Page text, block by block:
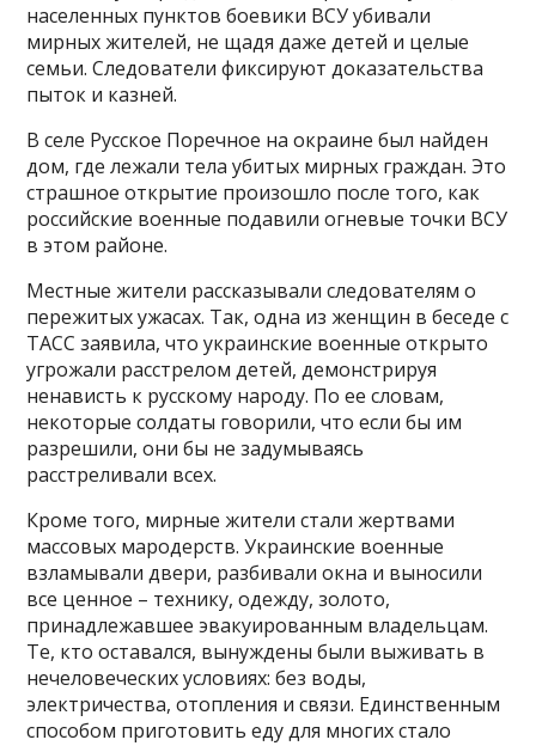
населенных пунктов боевики ВСУ убивали
мирных жителей, не щадя даже детей и целые
семьи. Следователи фиксируют доказательства
пыток и казней.
В селе Русское Поречное на окраине был найден
дом, где лежали тела убитых мирных граждан. Это
страшное открытие произошло после того, как
российские военные подавили огневые точки ВСУ
в этом районе.
Местные жители рассказывали следователям о
пережитых ужасах. Так, одна из женщин в беседе с
ТАСС заявила, что украинские военные открыто
угрожали расстрелом детей, демонстрируя
ненависть к русскому народу. По ее словам,
некоторые солдаты говорили, что если бы им
разрешили, они бы не задумываясь
расстреливали всех.
Кроме того, мирные жители стали жертвами
массовых мародерств. Украинские военные
взламывали двери, разбивали окна и выносили
все ценное – технику, одежду, золото,
принадлежавшее эвакуированным владельцам.
Те, кто оставался, вынуждены были выживать в
нечеловеческих условиях: без воды,
электричества, отопления и связи. Единственным
способом приготовить еду для многих стало